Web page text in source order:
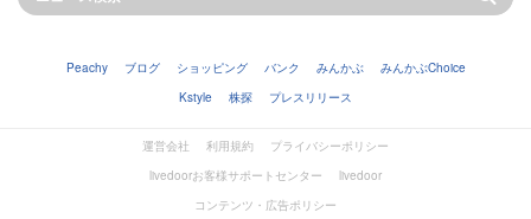
Peachy ブログ ショッピング バンク みんかぶ
みんかぶChoice
Kstyle
株探 プレスリリース
運営会社 利用規約
プライバシーポリシー
livedoorお客様サポートセンター
livedoor
コンテンツ・広告ポリシー